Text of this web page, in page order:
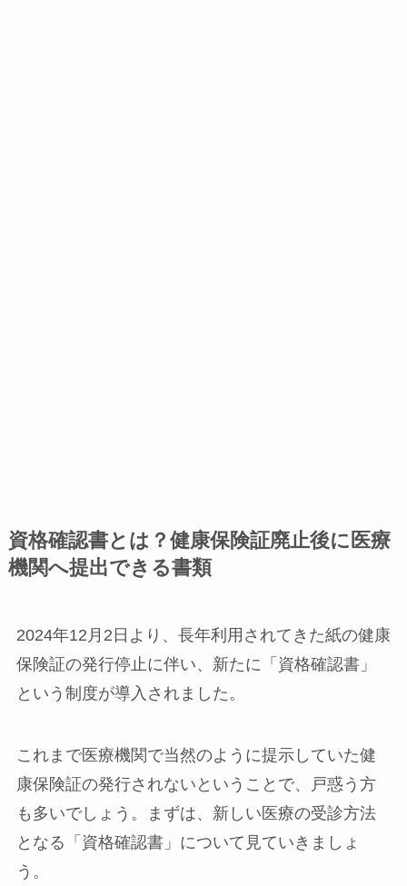
資格確認書とは？健康保険証廃止後に医療
機関へ提出できる書類
2024年12月2日より、長年利用されてきた紙の健康
保険証の発行停止に伴い、新たに「資格確認書」
という制度が導入されました。
これまで医療機関で当然のように提示していた健
康保険証の発行されないということで、戸惑う方
も多いでしょう。まずは、新しい医療の受診方法
となる「資格確認書」について見ていきましょ
う。